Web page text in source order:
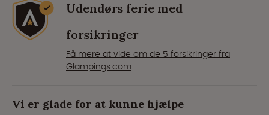
Udendørs ferie med
forsikringer
Få mere at vide om de 5 forsikringer fra
Glampings.com
Vi er glade for at kunne hjælpe